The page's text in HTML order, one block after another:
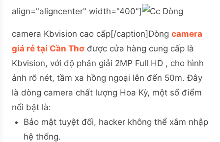
align="aligncenter" width="400"] Dòng
camera Kbvision cao cấp[/caption] Dòng camera
giá rẻ tại Cần Thơ được cửa hàng cung cấp là
Kbvision, với độ phân giải 2MP Full HD , cho hình
ảnh rõ nét, tầm xa hồng ngoại lên đến 50m. Đây
là dòng camera chất lượng Hoa Kỳ, một số điểm
nổi bật là:
Bảo mật tuyệt đối, hacker không thể xâm nhập
hệ thống.